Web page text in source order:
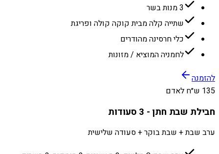
3 מנות בשר
שתייה קלה מבית קוקה קולה ופריגת
כלי חרסינה מהודרים
לחמניה המוציא / מזונות
להזמנה
135 ש״ח לאדם
חבילת שבת חתן - 3 סעודות
ערב שבת + שבת בוקר + סעודה שלישית